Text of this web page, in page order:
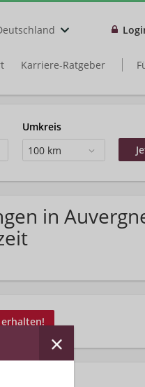
Karriere-Ratgeber
Umkreis
100 km
in
erhalten!